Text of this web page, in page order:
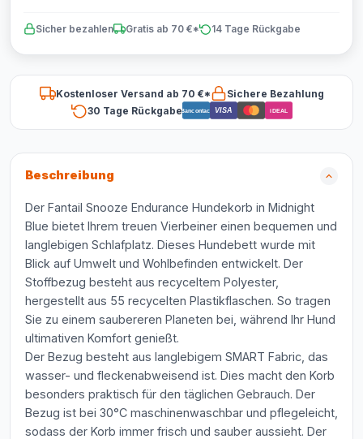
Sicher bezahlen Gratis ab 70 €* 14 Tage Rückgabe
Kostenloser Versand ab 70 €*
Sichere Bezahlung
30 Tage RückgabeBancontact VISA iDEAL
Beschreibung
Der Fantail Snooze Endurance Hundekorb in Midnight
Blue bietet Ihrem treuen Vierbeiner einen bequemen und
langlebigen Schlafplatz. Dieses Hundebett wurde mit
Blick auf Umwelt und Wohlbefinden entwickelt. Der
Stoffbezug besteht aus recyceltem Polyester,
hergestellt aus 55 recycelten Plastikflaschen. So tragen
Sie zu einem saubereren Planeten bei, während Ihr Hund
ultimativen Komfort genießt.
Der Bezug besteht aus langlebigem SMART Fabric, das
wasser- und fleckenabweisend ist. Dies macht den Korb
besonders praktisch für den täglichen Gebrauch. Der
Bezug ist bei 30°C maschinenwaschbar und pflegeleicht,
sodass der Korb immer frisch und sauber aussieht. Der